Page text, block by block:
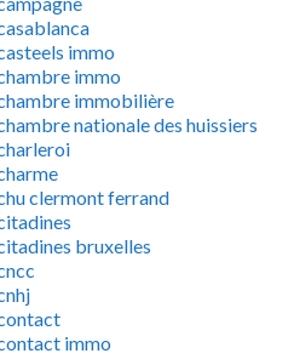
immo
immo
immobilière
nationale des huissiers
clermont ferrand
bruxelles
immo